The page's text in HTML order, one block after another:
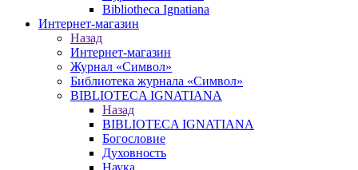
Bibliotheca Ignatiana
Интернет-магазин
Назад
Интернет-магазин
Журнал «Символ»
Библиотека журнала «Символ»
BIBLIOTECA IGNATIANA
Назад
BIBLIOTECA IGNATIANA
Богословие
Духовность
Наука